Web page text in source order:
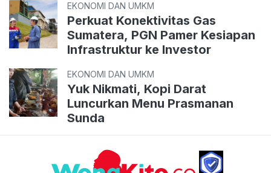
EKONOMI DAN UMKM
Perkuat Konektivitas Gas
Sumatera, PGN Pamer Kesiapan
Infrastruktur ke Investor
EKONOMI DAN UMKM
Yuk Nikmati, Kopi Darat
Luncurkan Menu Prasmanan
Sunda